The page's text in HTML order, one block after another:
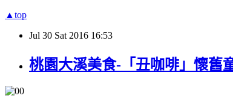
▲top
Jul 30 Sat 2016 16:53
桃園大溪美食-「丑咖啡」懷舊